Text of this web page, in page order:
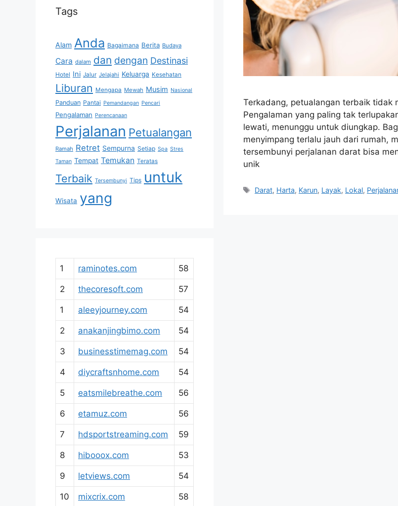
Terkadang, petualangan terbaik tidak
Pengalaman yang paling tak
lewati, menunggu untuk diungkap.
menyimpang terlalu jauh dari rumah,
tersembunyi perjalanan darat bisa
unik
Tags
Darat, Harta, Karun, Layak, Lokal,
Tags
Alam Anda Bagaimana Berita Budaya
Cara dalam dan dengan Destinasi
Hotel Ini Jalur Jelajahi Keluarga Kesehatan
Liburan Mengapa Mewah Musim Nasional
Panduan Pantai Pemandangan Pencari
Pengalaman Perencanaan
Perjalanan Petualangan
Ramah Retret Sempurna Setiap Spa Stres
Taman Tempat Temukan Teratas
Terbaik Tersembunyi Tips untuk
Wisata yang
1 raminotes.com 58
2 thecoresoft.com 57
1 aleeyjourney.com 54
2 anakanjingbimo.com 54
3 businesstimemag.com 54
4 diycraftsnhome.com 54
5 eatsmilebreathe.com 56
6 etamuz.com 56
7 hdsportstreaming.com 59
8 hibooox.com 53
9 letviews.com 54
10 mixcrix.com 58